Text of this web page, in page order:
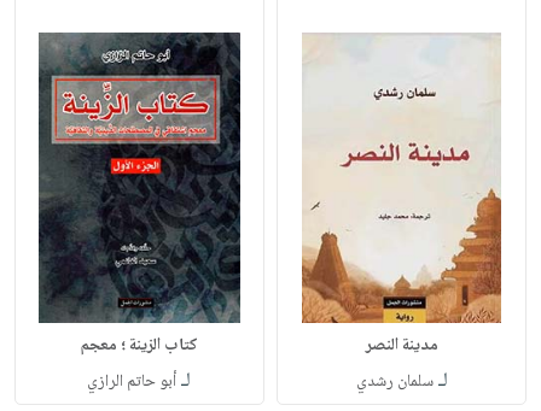
مدينة النصر
لـسلمان رشدي
كتاب الزينة ؛ معجم
لـأبو حاتم الرازي